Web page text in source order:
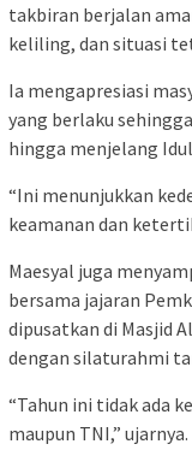
takbiran berjalan
keliling, dan situasi
Ia mengapresiasi
yang berlaku
hingga menjelang
“Ini menunjukkan
keamanan dan
Maesyal juga
bersama jajaran
dipusatkan di Masjid
dengan silaturahmi
“Tahun ini tidak ada
maupun TNI,” ujarnya.